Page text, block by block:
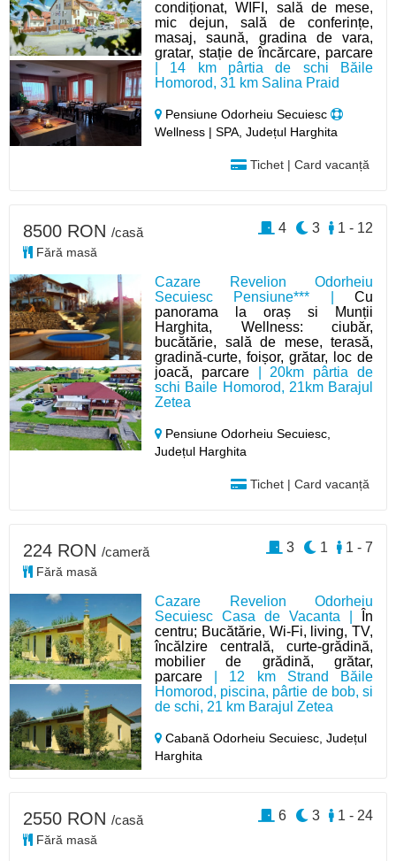
condiționat, WIFI, sală de mese,
mic dejun, sală de conferințe,
masaj, saună, gradina de vara,
gratar, stație de încărcare, parcare
| 14 km pârtia de schi Băile
Homorod, 31 km Salina Praid
Pensiune Odorheiu Secuiesc
Wellness | SPA, Județul Harghita
Tichet | Card vacanță
Cazare Revelion Odorheiu
Secuiesc Pensiune*** | Cu
panorama la oraș si Munții
Harghita, Wellness: ciubăr,
bucătărie, sală de mese, terasă,
gradină-curte, foișor, grătar, loc de
joacă, parcare| 20km pârtia de
schi Baile Homorod, 21km Barajul
Zetea
Pensiune Odorheiu Secuiesc,
Județul Harghita
Tichet | Card vacanță
8500 RON /casă
Fără masă
1 - 12
3
4
Cazare Revelion Odorheiu
Secuiesc Casa de Vacanta |
În
centru; Bucătărie, Wi-Fi, living, TV,
încălzire centrală, curte-grădină,
mobilier de grădină, grătar,
parcare | 12 km Strand Băile
Homorod, piscina, pârtie de bob, si
de schi, 21 km Barajul Zetea
Cabană Odorheiu Secuiesc,Județul
Harghita
224 RON /cameră
Fără masă
1 - 7
1
3
2550 RON /casă
Fără masă
1 - 24
3
6